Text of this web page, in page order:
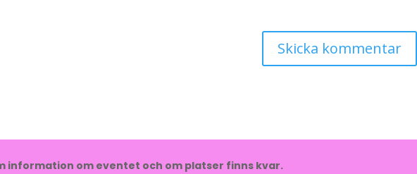
information om eventet och om platser finns kvar.